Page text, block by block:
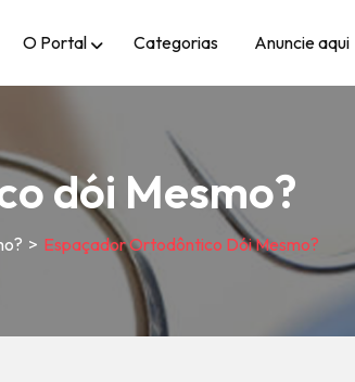
O Portal Categorias Anuncie aqui
dói Mesmo?
> Espaçador Ortodôntico Dói Mesmo?